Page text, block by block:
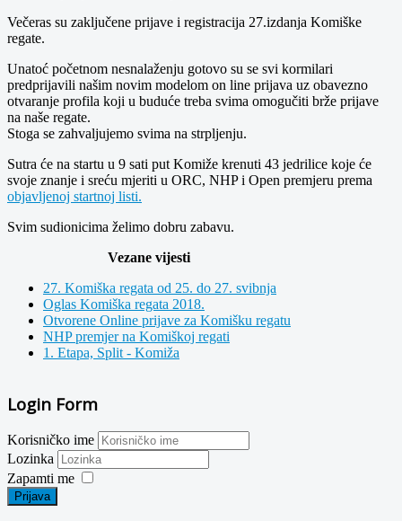
Večeras su zaključene prijave i registracija 27.izdanja Komiške
regate.
Unatoć početnom nesnalaženju gotovo su se svi kormilari
predprijavili našim novim modelom on line prijava uz obavezno
otvaranje profila koji u buduće treba svima omogučiti brže prijave
na naše regate.
Stoga se zahvaljujemo svima na strpljenju.
Sutra će na startu u 9 sati put Komiže krenuti 43 jedrilice koje će
svoje znanje i sreću mjeriti u ORC, NHP i Open premjeru prema
objavljenoj startnoj listi.
Svim sudionicima želimo dobru zabavu.
Vezane vijesti
27. Komiška regata od 25. do 27. svibnja
Oglas Komiška regata 2018.
Otvorene Online prijave za Komišku regatu
NHP premjer na Komiškoj regati
1. Etapa, Split - Komiža
Login Form
Korisničko ime
Lozinka
Zapamti me
Prijava